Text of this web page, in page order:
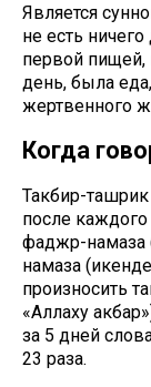
Является
не есть
первой пищей,
день, была
жертвенного
Когда
Такбир-
после
фаджр-намаза
намаза
произносить
«Аллаху
за 5 дней
23 раза.